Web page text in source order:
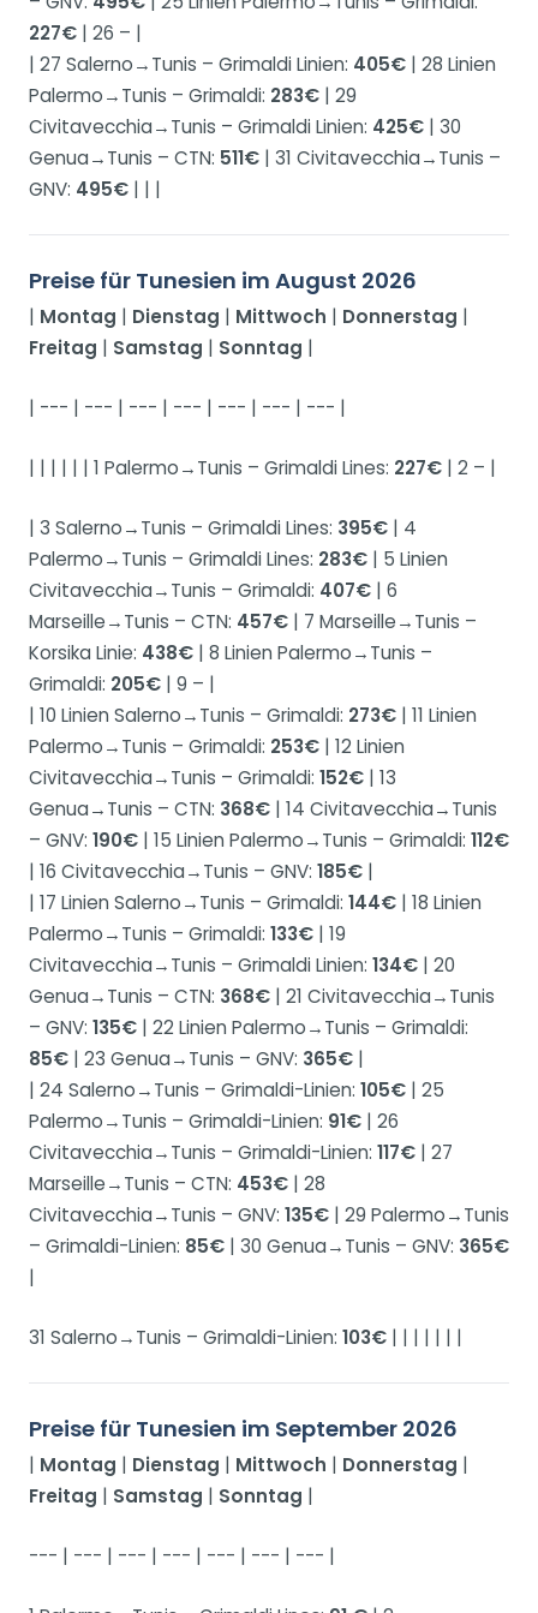
227€ | 26 – |
| 27 Salerno→Tunis – Grimaldi Linien: 405€ | 28 Linien
Palermo→Tunis – Grimaldi: 283€ | 29
Civitavecchia→Tunis – Grimaldi Linien: 425€ | 30
Genua→Tunis – CTN: 511€ | 31 Civitavecchia→Tunis –
GNV: 495€ | | |
Preise für Tunesien im August 2026
| Montag | Dienstag | Mittwoch | Donnerstag |
Freitag | Samstag | Sonntag |
| --- | --- | --- | --- | --- | --- | --- |
| | | | | | 1 Palermo→Tunis – Grimaldi Lines: 227€ | 2 – |
| 3 Salerno→Tunis – Grimaldi Lines: 395€ | 4
Palermo→Tunis – Grimaldi Lines: 283€ | 5 Linien
Civitavecchia→Tunis – Grimaldi: 407€ | 6
Marseille→Tunis – CTN: 457€ | 7 Marseille→Tunis –
Korsika Linie: 438€ | 8 Linien Palermo→Tunis –
Grimaldi: 205€ | 9 – |
| 10 Linien Salerno→Tunis – Grimaldi: 273€ | 11 Linien
Palermo→Tunis – Grimaldi: 253€ | 12 Linien
Civitavecchia→Tunis – Grimaldi: 152€ | 13
Genua→Tunis – CTN: 368€ | 14 Civitavecchia→Tunis
– GNV: 190€ | 15 Linien Palermo→Tunis – Grimaldi: 112€
| 16 Civitavecchia→Tunis – GNV: 185€ |
| 17 Linien Salerno→Tunis – Grimaldi: 144€ | 18 Linien
Palermo→Tunis – Grimaldi: 133€ | 19
Civitavecchia→Tunis – Grimaldi Linien: 134€ | 20
Genua→Tunis – CTN: 368€ | 21 Civitavecchia→Tunis
– GNV: 135€ | 22 Linien Palermo→Tunis – Grimaldi:
85€ | 23 Genua→Tunis – GNV: 365€ |
| 24 Salerno→Tunis – Grimaldi-Linien: 105€ | 25
Palermo→Tunis – Grimaldi-Linien: 91€ | 26
Civitavecchia→Tunis – Grimaldi-Linien: 117€ | 27
Marseille→Tunis – CTN: 453€ | 28
Civitavecchia→Tunis – GNV: 135€ | 29 Palermo→Tunis
– Grimaldi-Linien: 85€ | 30 Genua→Tunis – GNV: 365€
|
31 Salerno→Tunis – Grimaldi-Linien: 103€ | | | | | | |
Preise für Tunesien im September 2026
| Montag | Dienstag | Mittwoch | Donnerstag |
Freitag | Samstag | Sonntag |
--- | --- | --- | --- | --- | --- | --- |